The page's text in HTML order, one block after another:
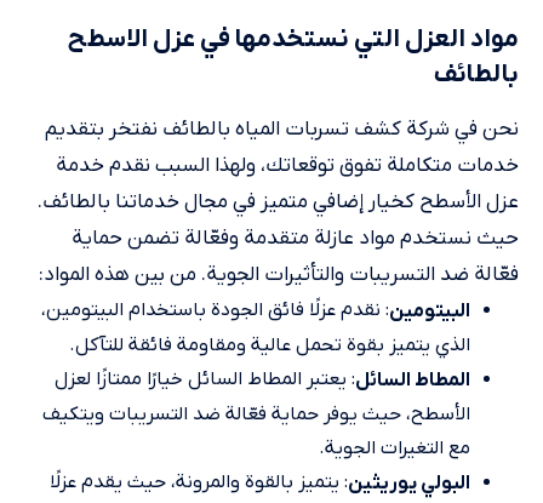
مواد العزل التي نستخدمها في عزل الاسطح
بالطائف
نحن في شركة كشف تسربات المياه بالطائف نفتخر بتقديم
خدمات متكاملة تفوق توقعاتك، ولهذا السبب نقدم خدمة
عزل الأسطح كخيار إضافي متميز في مجال خدماتنا بالطائف.
حيث نستخدم مواد عازلة متقدمة وفعّالة تضمن حماية
فعّالة ضد التسريبات والتأثيرات الجوية. من بين هذه المواد:
البيتومين: نقدم عزلًا فائق الجودة باستخدام البيتومين،
الذي يتميز بقوة تحمل عالية ومقاومة فائقة للتآكل.
المطاط السائل: يعتبر المطاط السائل خيارًا ممتازًا لعزل
الأسطح، حيث يوفر حماية فعّالة ضد التسريبات ويتكيف
مع التغيرات الجوية.
البولي يوريثين: يتميز بالقوة والمرونة، حيث يقدم عزلًا